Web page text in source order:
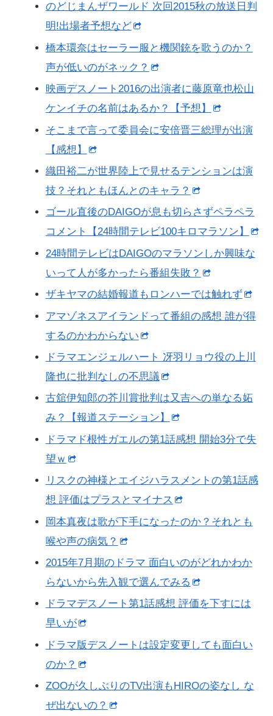
のどじまんザワールド 次回2015秋の放送日判
明!出場者予想など
橋本環奈はセーラー服と機関銃を歌うのか？
声が低いのがネック？
映画デスノート2016の出演者に藤原竜也松山
ケンイチの名前はあるか？【予想】
そこまで言って委員会に安倍晋三総理が出演
【感想】
織田裕二が世界陸上で見せるテンションは演
技？それともほんとのキャラ？
ゴール直後のDAIGOが息も切らさずペラペラ
コメント【24時間テレビ100キロマラソン】
24時間テレビはDAIGOのマラソンしか興味な
いって人が多かったら番組失敗？
ザキヤマの結婚報道もロンハーでは触れず
アマゾネスアイランドって番組の感想 誰が得
するのかわからない
ドラマエンジェルハート 冴羽リョウ役の上川
隆也に批判なしの不思議
古舘伊知郎の芥川賞批判は又吉への単なる妬
み？【報道ステーション】
ドラマド根性ガエルの第1話感想 開始3分で失
望ｗ
リスクの神様とエイジハラスメントの第1話感
想 評価はプラスとマイナス
岡本真夜は歌が下手になったのか？それとも
喉や声の病気？
2015年7月期のドラマ 面白いのがどれかわか
らないから先入観で選んでみる
ドラマデスノート第1話感想 評価を下すには
早いが
ドラマ版デスノートは設定変更しても面白い
のか？
ZOOが久しぶりのTV出演もHIROの姿なし な
ぜ出ないの？